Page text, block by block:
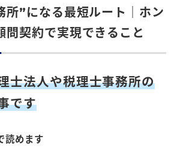
所”になる最短ルート｜ホン
問契約で実現できること
士法人や税理士事務所の
です
読めます